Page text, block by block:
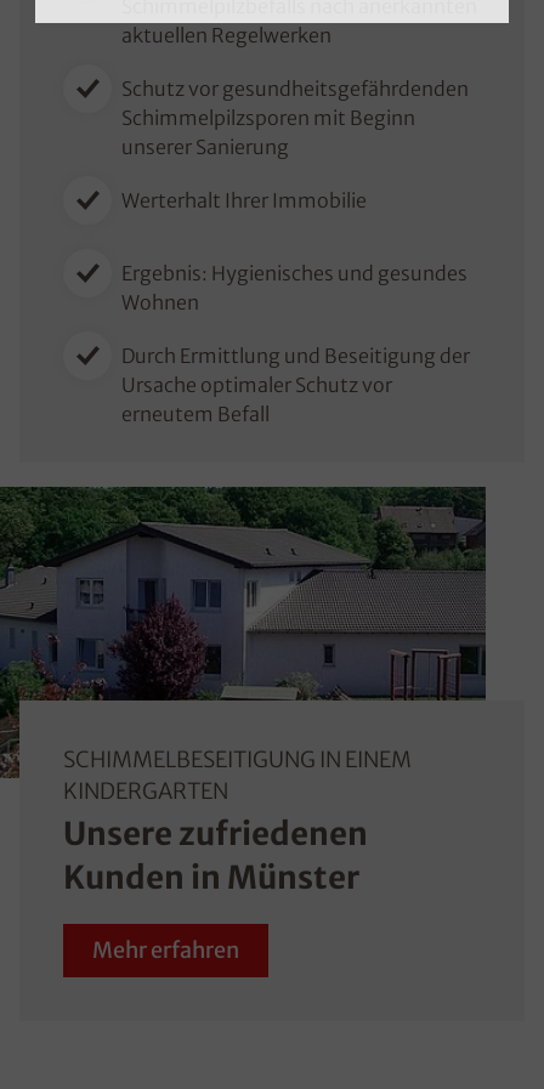
aktuellen Regelwerken
Schutz vor gesundheitsgefährdenden
Schimmelpilzsporen mit Beginn
unserer Sanierung
Werterhalt Ihrer Immobilie
Ergebnis: Hygienisches und gesundes
Wohnen
Durch Ermittlung und Beseitigung der
Ursache optimaler Schutz vor
erneutem Befall
SCHIMMELBESEITIGUNG IN EINEM
KINDERGARTEN
Unsere zufriedenen
Kunden in Münster
Mehr erfahren